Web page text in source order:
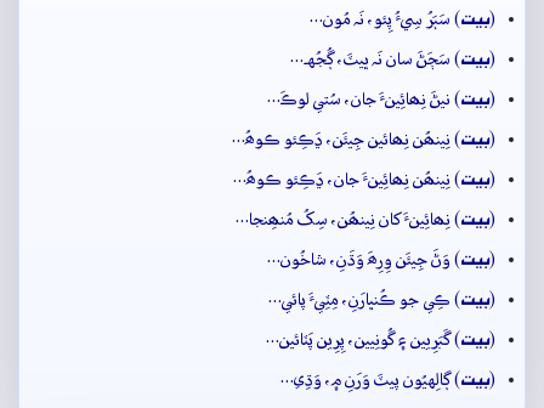
(بيت) سَٻَرُ سِيءُ پِئو، نَہ مُون…
(بيت) سَڄَڻَ سان نَہ ڀيٽَ، ڳُجُهہ…
(بيت) نيڻَ نِھائِينءَ جان، سُتي لوڪَ…
(بيت) نِينھُن نِھائين جِيئَن، ڍَڪِئو ڪوھُ…
(بيت) نِينھُن نِھائِينءَ جان، ڍَڪِئو ڪوھُ…
(بيت) نِھائِينءَ کان نِينھُن، سِکُ مُنھِنجا…
(بيت) وَڻَ جِيئَن وِرِھَ وَڌَنِ، شاخُون…
(بيت) ڪِي جو ڪُنڀارَنِ، مِٽِيءَ پائي…
(بيت) گَبَرِيين ۽ گُونِيين، پِرِين پَٽائين…
(بيت) ڳالِهيُون پيٽَ وَرَنِ ۾، وَڌِي…